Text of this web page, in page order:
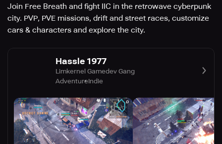
Join Free Breath and fight IIC in the retrowave cyberpunk
city. PVP, PVE missions, drift and street races, customize
cars & characters and explore the city.
Hassle 1977
Limkernel Gamedev Gang
AdventureIndie